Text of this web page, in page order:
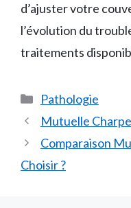
d’ajuster votre
l’évolution du
traitements
Catégories
Pathologie
Mutuelle
Comparaison
Choisir ?